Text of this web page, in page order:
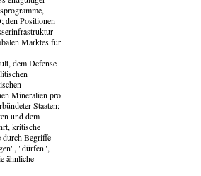
den Positionen
Marktes für
dem Defense
Mineralien pro
Staaten;
und dem
kritische
durch Begriffe
"dürfen",
ähnliche